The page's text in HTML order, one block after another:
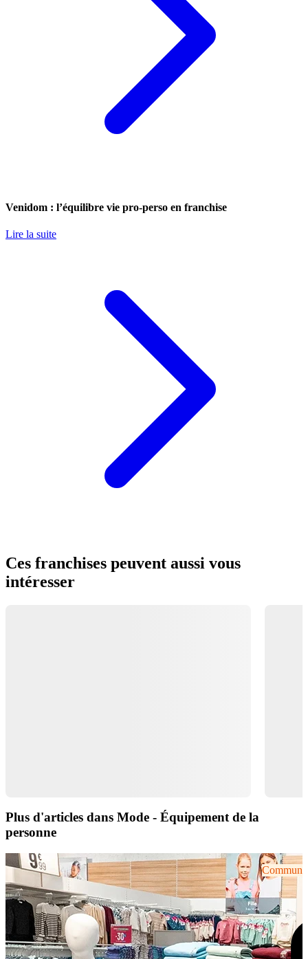
Venidom : l’équilibre vie pro-perso en franchise
Lire la suite
Ces franchises peuvent aussi vous
intéresser
Plus d'articles dans Mode - Équipement de la
personne